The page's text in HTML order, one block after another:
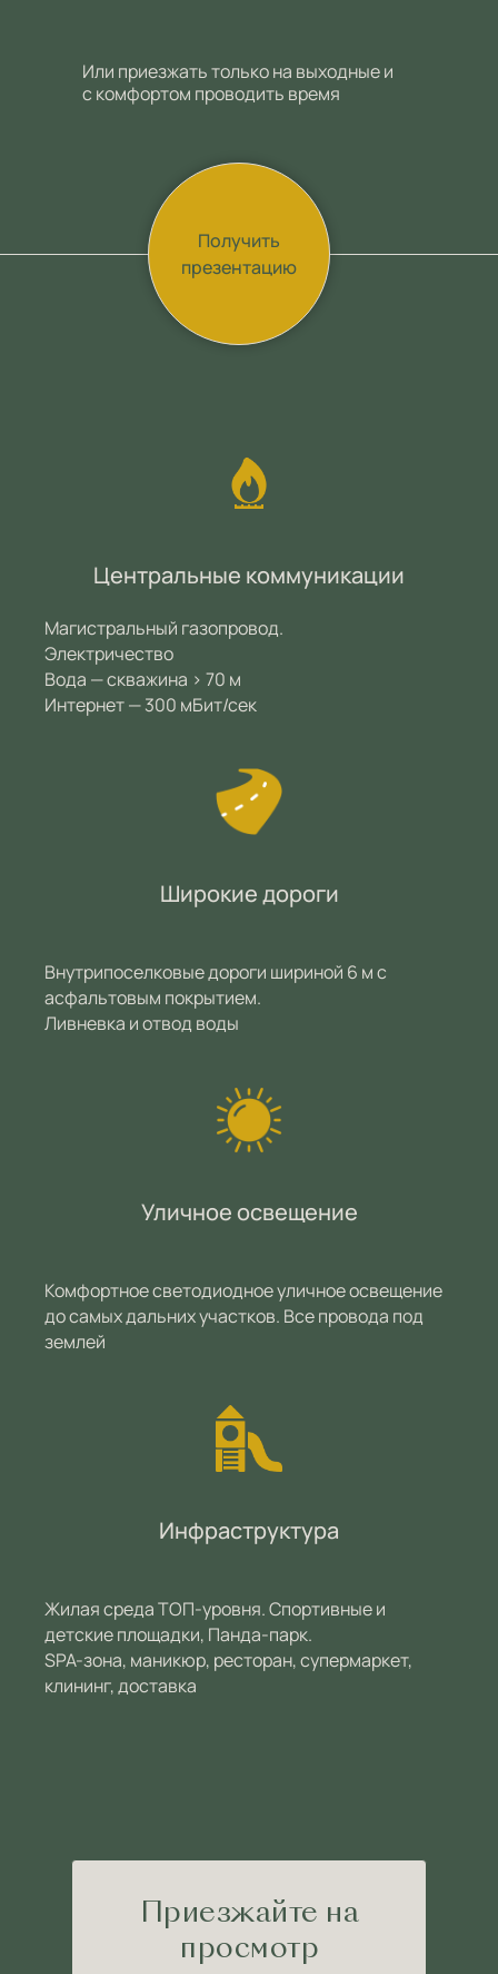
Получить
презентацию
Или приезжать только на выходные и
с комфортом проводить время
Центральные коммуникации
Магистральный газопровод.
Электричество
Вода — скважина > 70 м
Интернет — 300 мБит/сек
Широкие дороги
Внутрипоселковые дороги шириной 6 м с
асфальтовым покрытием.
Ливневка и отвод воды
Уличное освещение
Комфортное светодиодное уличное освещение
до самых дальних участков. Все провода под
землей
Инфраструктура
Жилая среда ТОП-уровня. Спортивные и
детские площадки, Панда-парк.
SPA-зона, маникюр, ресторан, супермаркет,
клининг, доставка
Приезжайте на
просмотр